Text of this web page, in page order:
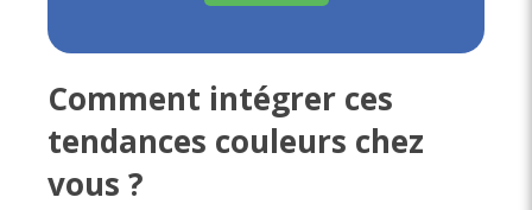
Comment intégrer ces
tendances couleurs chez
vous ?